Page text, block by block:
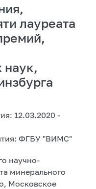
лауреата
наук,
12.03.2020 -
ФГБУ "ВИМС"
научно-
минерального
Московское